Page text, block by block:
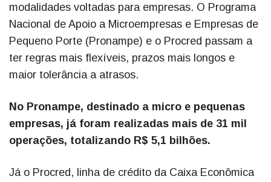
modalidades voltadas para empresas. O Programa
Nacional de Apoio a Microempresas e Empresas de
Pequeno Porte (Pronampe) e o Procred passam a
ter regras mais flexíveis, prazos mais longos e
maior tolerância a atrasos.
No Pronampe, destinado a micro e pequenas
empresas, já foram realizadas mais de 31 mil
operações, totalizando R$ 5,1 bilhões.
Já o Procred, linha de crédito da Caixa Econômica